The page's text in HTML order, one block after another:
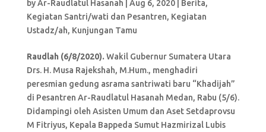
byAr-Raudlatul Hasanah Aug 6, 2020| Berita,
Kegiatan Santri/wati dan Pesantren, Kegiatan
Ustadz/ah, Kunjungan Tamu
Raudlah (6/8/2020). Wakil Gubernur Sumatera Utara
Drs. H. Musa Rajekshah, M.Hum., menghadiri
peresmian gedung asrama santriwati baru “Khadijah”
di Pesantren Ar-Raudlatul Hasanah Medan, Rabu (5/6).
Didampingi oleh Asisten Umum dan Aset Setdaprovsu
M Fitriyus, Kepala Bappeda Sumut Hazmirizal Lubis